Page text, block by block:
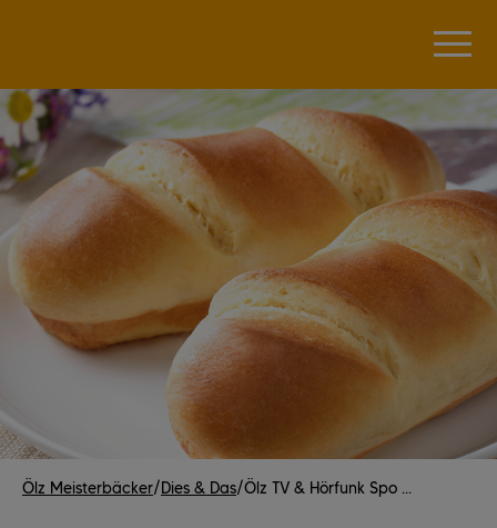
Ölz Meisterbäcker/Dies & Das/Ölz TV & Hörfunk Spo ...